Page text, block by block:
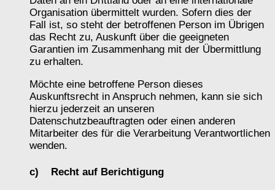
Organisation übermittelt wurden. Sofern dies der
Fall ist, so steht der betroffenen Person im Übrigen
das Recht zu, Auskunft über die geeigneten
Garantien im Zusammenhang mit der Übermittlung
zu erhalten.
Möchte eine betroffene Person dieses
Auskunftsrecht in Anspruch nehmen, kann sie sich
hierzu jederzeit an unseren
Datenschutzbeauftragten oder einen anderen
Mitarbeiter des für die Verarbeitung Verantwortlichen
wenden.
c) Recht auf Berichtigung